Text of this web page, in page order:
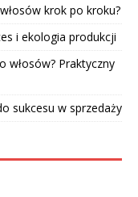
krok po kroku?
i ekologia produkcji
włosów? Praktyczny
sukcesu w sprzedaży